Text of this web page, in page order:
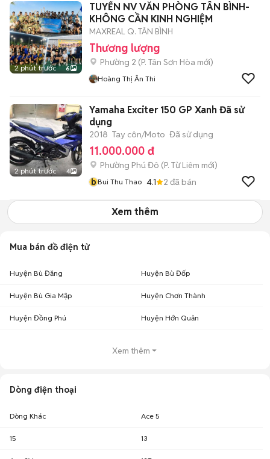
2 phút trước 6
TUYỂN NV VĂN PHÒNG TÂN BÌNH-
KHÔNG CẦN KINH NGHIỆM
MAXREAL Q. TÂN BÌNH
Thương lượng
Phường 2 (P. Tân Sơn Hòa mới)
Hoàng Thị Ân Thi
2 phút trước 4
Yamaha Exciter 150 GP Xanh Đã sử
dụng
2018 Tay côn/Moto Đã sử dụng
11.000.000 đ
Phường Phú Đô (P. Từ Liêm mới)
bBui Thu Thao 4.1 2 đã bán
Xem thêm
Mua bán đồ điện tử
Huyện Bù Đăng Huyện Bù Đốp
Huyện Bù Gia Mập Huyện Chơn Thành
Huyện Đồng Phú Huyện Hớn Quản
Xem thêm
Dòng điện thoại
Dòng Khác Ace 5
15 13